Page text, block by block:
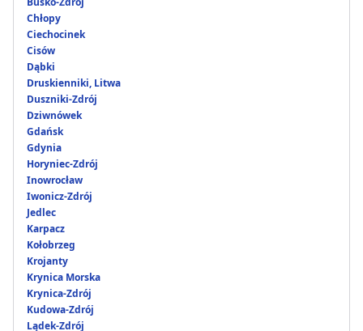
Chłopy
Ciechocinek
Cisów
Dąbki
Druskienniki, Litwa
Duszniki-Zdrój
Dziwnówek
Gdańsk
Gdynia
Horyniec-Zdrój
Inowrocław
Iwonicz-Zdrój
Jedlec
Karpacz
Kołobrzeg
Krojanty
Krynica Morska
Krynica-Zdrój
Kudowa-Zdrój
Lądek-Zdrój